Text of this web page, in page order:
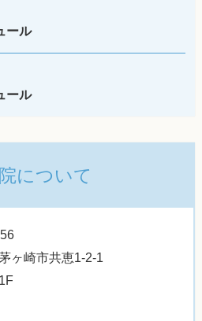
ール
ール
について
ヶ崎市共恵1-2-1